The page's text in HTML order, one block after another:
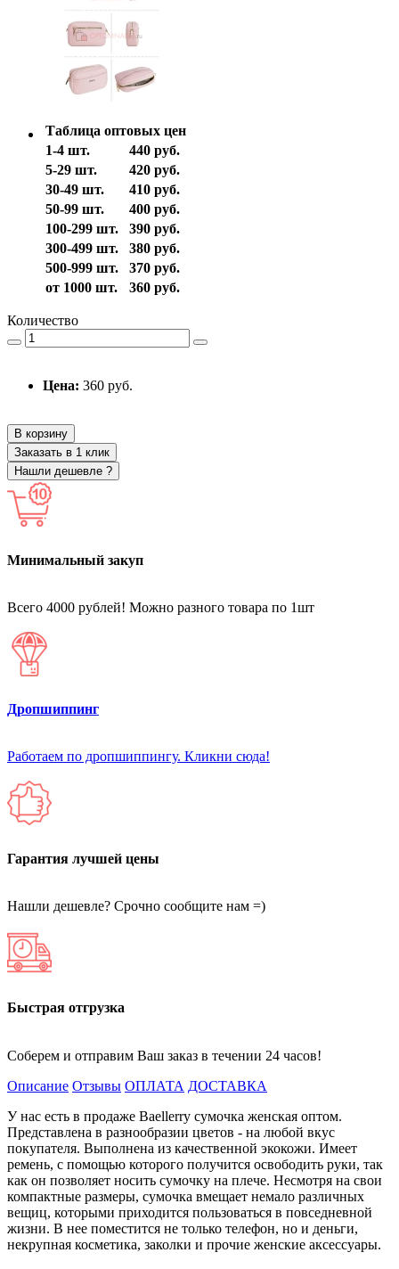
Таблица оптовых цен
1-4 шт.
440 руб.
5-29 шт.
420 руб.
30-49 шт.
410 руб.
50-99 шт.
400 руб.
100-299 шт.
390 руб.
300-499 шт.
380 руб.
500-999 шт.
370 руб.
от 1000 шт.
360 руб.
Количество
Цена: 360 руб.
В корзину
Заказать в 1 клик
Нашли дешевле ?
Минимальный закуп
Всего 4000 рублей! Можно разного товара по 1шт
Дропшиппинг
Работаем по дропшиппингу. Кликни сюда!
Гарантия лучшей цены
Нашли дешевле? Срочно сообщите нам =)
Быстрая отгрузка
Соберем и отправим Ваш заказ в течении 24 часов!
Описание Отзывы ОПЛАТА ДОСТАВКА
У нас есть в продаже Baellerry сумочка женская оптом.
Представлена в разнообразии цветов - на любой вкус
покупателя. Выполнена из качественной экокожи. Имеет
ремень, с помощью которого получится освободить руки, так
как он позволяет носить сумочку на плече. Несмотря на свои
компактные размеры, сумочка вмещает немало различных
вещиц, которыми приходится пользоваться в повседневной
жизни. В нее поместится не только телефон, но и деньги,
некрупная косметика, заколки и прочие женские аксессуары.